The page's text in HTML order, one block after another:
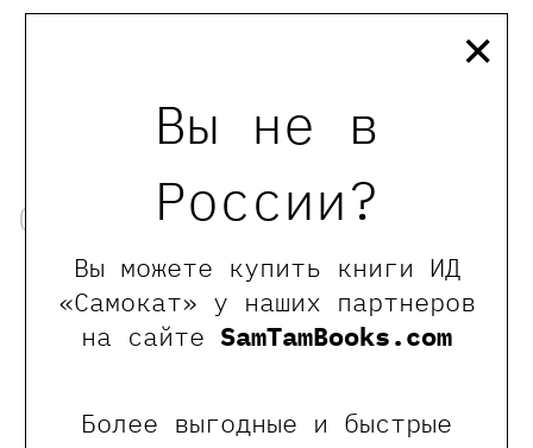
Вы не в
России?
Вы можете купить книги ИД
«Самокат» у наших партнеров
на сайте SamTamBooks.com
Более выгодные и быстрые
×
Об авторах